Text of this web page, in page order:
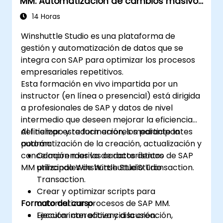
de datos
14 Horas
Winshuttle Studio es una plataforma de
gestión y automatización de datos que se
integra con SAP para optimizar los procesos
empresariales repetitivos.
Esta formación en vivo impartida por un
instructor (en línea o presencial) está dirigida
a profesionales de SAP y datos de nivel
intermedio que deseen mejorar la eficiencia
del tiempo y reducir errores mediante la
automatización de la creación, actualización y
cancelación masiva de datos dentro de SAP
MM utilizando Winshuttle Studio Transaction.
Al finalizar esta formación, los participantes
podrán:
Comprender las características
principales de Winshuttle Studio
Transaction.
Crear y optimizar scripts para
automatizar procesos de SAP MM.
Ejecutar con eficiencia la creación,
Formato del curso
Lección interactiva y discusión.